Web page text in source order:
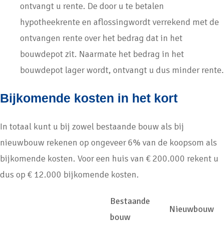
ontvangt u rente. De door u te betalen
hypotheekrente en aflossingwordt verrekend met de
ontvangen rente over het bedrag dat in het
bouwdepot zit. Naarmate het bedrag in het
bouwdepot lager wordt, ontvangt u dus minder rente.
Bijkomende kosten in het kort
In totaal kunt u bij zowel bestaande bouw als bij
nieuwbouw rekenen op ongeveer 6% van de koopsom als
bijkomende kosten. Voor een huis van € 200.000 rekent u
dus op € 12.000 bijkomende kosten.
Bestaande
bouw
Nieuwbouw